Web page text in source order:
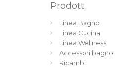
Prodotti
Linea Bagno
Linea Cucina
Linea Wellness
Accessori bagno
Ricambi